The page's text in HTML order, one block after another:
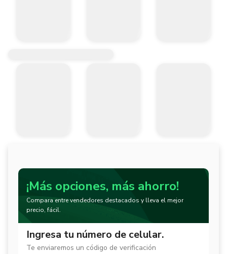
¡Más opciones, más ahorro!
Compara entre vendedores destacados y lleva el mejor
precio, fácil.
Ingresa tu número de celular.
Te enviaremos un código de verificación